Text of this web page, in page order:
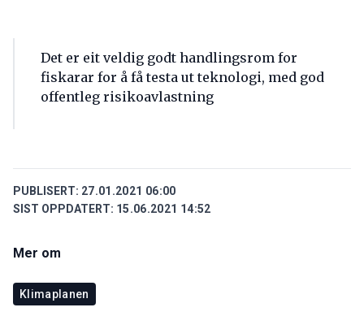
Det er eit veldig godt handlingsrom for
fiskarar for å få testa ut teknologi, med god
offentleg risikoavlastning
PUBLISERT: 27.01.2021 06:00
SIST OPPDATERT: 15.06.2021 14:52
Mer om
Klimaplanen